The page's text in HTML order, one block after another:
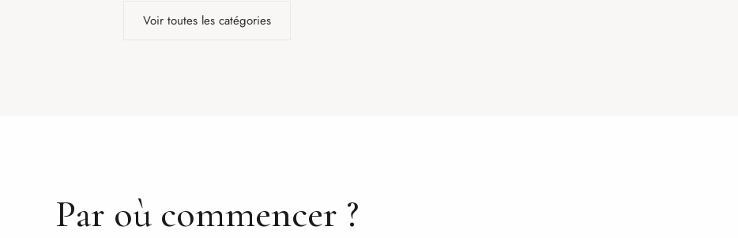
Voir toutes les catégories
Par où commencer ?